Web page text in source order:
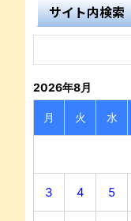
サイト内検索
2026年8月
月 火 水
3 4 5